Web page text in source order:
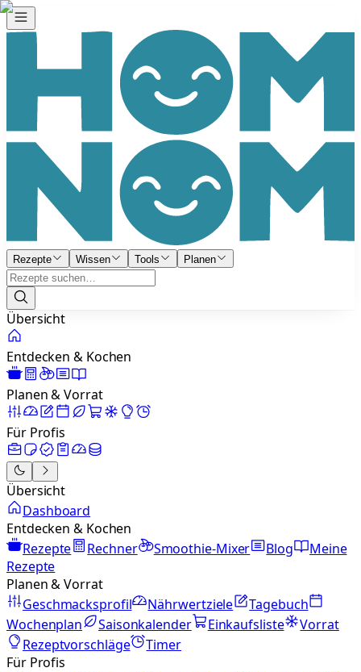
Rezepte Wissen Tools Planen
Übersicht
Entdecken & Kochen
Planen & Vorrat
Für Profis
Übersicht
Dashboard
Entdecken & Kochen
Rezepte
Rechner Smoothie-Mixer Blog
Meine
Rezepte
Planen & Vorrat
Geschmacksprofil
Nährwertziele
Tagebuch
Wochenplan
Saisonkalender Einkaufsliste
Vorrat
Rezeptvorschläge
Timer
Für Profis